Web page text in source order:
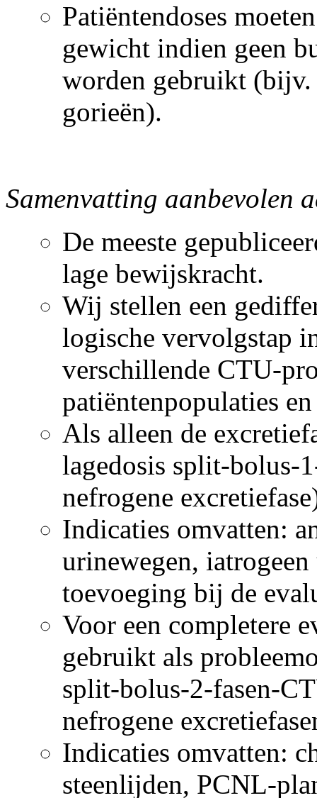
Patiëntendoses
gewicht indien geen
worden gebruikt
gorieën).
Samenvatting aanbevolen
De meeste
lage bewijskracht.
Wij stellen een
logische vervolgstap
verschillende CTU-
patiëntenpopulaties
Als alleen de
lagedosis split-bolus-
nefrogene
Indicaties omvatten:
urinewegen,
toevoeging bij de
Voor een completere
gebruikt als
split-bolus-2-fasen-
nefrogene
Indicaties omvatten:
steenlijden, PCNL-